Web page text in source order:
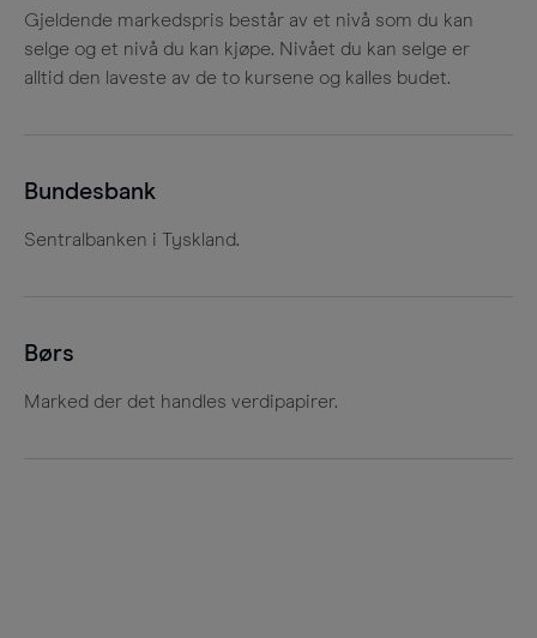
Gjeldende markedspris består av et nivå som du kan
selge og et nivå du kan kjøpe. Nivået du kan selge er
alltid den laveste av de to kursene og kalles budet.
Bundesbank
Sentralbanken i Tyskland.
Børs
Marked der det handles verdipapirer.